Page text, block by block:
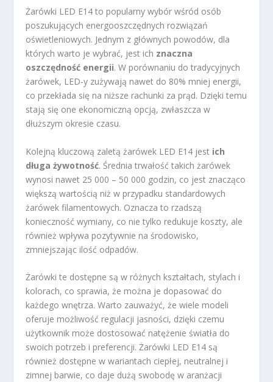
Żarówki LED E14 to popularny wybór wśród osób
poszukujących energooszczędnych rozwiązań
oświetleniowych. Jednym z głównych powodów, dla
których warto je wybrać, jest ich znaczna
oszczędność energii. W porównaniu do tradycyjnych
żarówek, LED-y zużywają nawet do 80% mniej energii,
co przekłada się na niższe rachunki za prąd. Dzięki temu
stają się one ekonomiczną opcją, zwłaszcza w
dłuższym okresie czasu.
Kolejną kluczową zaletą żarówek LED E14 jest ich
długa żywotność. Średnia trwałość takich żarówek
wynosi nawet 25 000 – 50 000 godzin, co jest znacząco
większą wartością niż w przypadku standardowych
żarówek filamentowych. Oznacza to rzadszą
konieczność wymiany, co nie tylko redukuje koszty, ale
również wpływa pozytywnie na środowisko,
zmniejszając ilość odpadów.
Żarówki te dostępne są w różnych kształtach, stylach i
kolorach, co sprawia, że można je dopasować do
każdego wnętrza. Warto zauważyć, że wiele modeli
oferuje możliwość regulacji jasności, dzięki czemu
użytkownik może dostosować natężenie światła do
swoich potrzeb i preferencji. Żarówki LED E14 są
również dostępne w wariantach ciepłej, neutralnej i
zimnej barwie, co daje dużą swobodę w aranżacji